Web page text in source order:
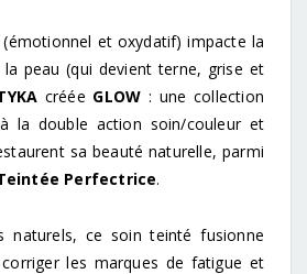
et oxydatif) impacte la
la peau (qui devient terne, grise et
créée GLOW : une collection
la double action soin/couleur et
sa beauté naturelle, parmi
Perfectrice.
naturels, ce soin teinté fusionne
les marques de fatigue et